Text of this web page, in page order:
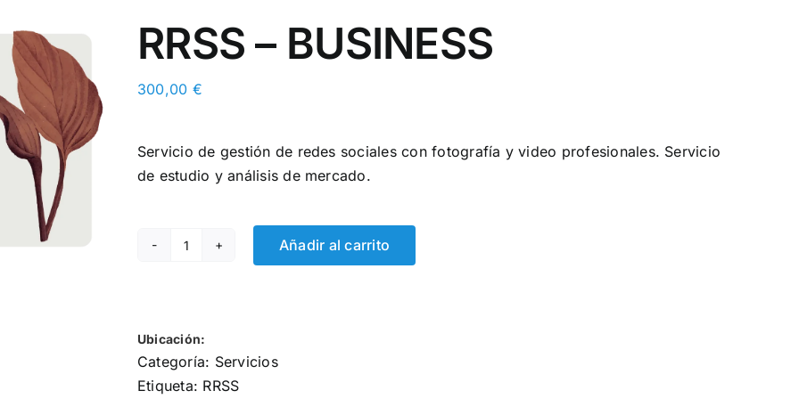
RRSS – BUSINESS
300,00 €
Servicio de gestión de redes sociales con fotografía y video profesionales. Servicio
de estudio y análisis de mercado.
RRSS
Añadir al carrito
Ubicación:
Categoría: Servicios
Etiqueta: RRSS